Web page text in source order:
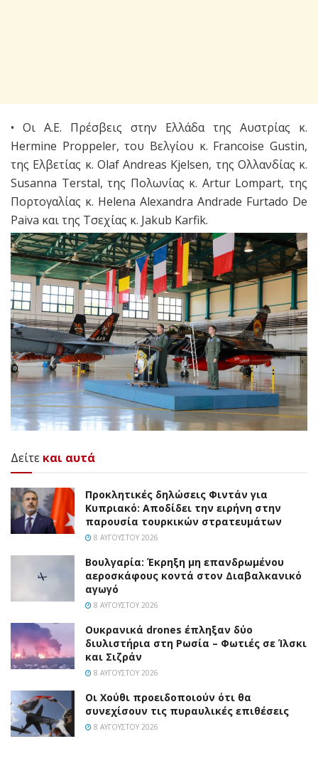
• Οι Α.Ε. Πρέσβεις στην Ελλάδα της Αυστρίας κ.
Hermine Proppeler, του Βελγίου κ. Francoise Gustin,
της Ελβετίας κ. Olaf Andreas Kjelsen, της Ολλανδίας κ.
Susanna Terstal, της Πολωνίας κ. Artur Lompart, της
Πορτογαλίας κ. Helena Alexandra Andrade Furtado De
Paiva και της Τσεχίας κ. Jakub Karfik.
Δείτε και αυτά
Προκλητικές δηλώσεις Φιντάν για
Κυπριακό: Αποδίδει την ειρήνη στην
παρουσία τουρκικών στρατευμάτων
8 ΑΥΓΟΎΣΤΟΥ 2026
Βουλγαρία: Έκρηξη μη επανδρωμένου
αεροσκάφους κοντά στον Διαβαλκανικό
αγωγό
8 ΑΥΓΟΎΣΤΟΥ 2026
Ουκρανικά drones έπληξαν δύο
διυλιστήρια στη Ρωσία – Φωτιές σε Ίλσκι
και Σιζράν
8 ΑΥΓΟΎΣΤΟΥ 2026
Οι Χούθι προειδοποιούν ότι θα
συνεχίσουν τις πυραυλικές επιθέσεις
8 ΑΥΓΟΎΣΤΟΥ 2026